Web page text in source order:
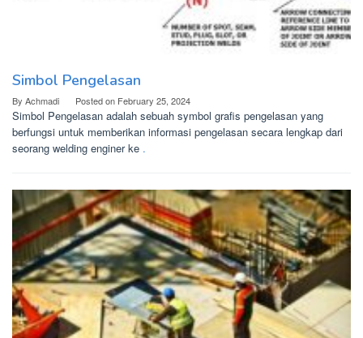
Simbol Pengelasan
By Achmadi Posted on February 25, 2024
Simbol Pengelasan adalah sebuah symbol grafis pengelasan yang
berfungsi untuk memberikan informasi pengelasan secara lengkap dari
seorang welding enginer ke .